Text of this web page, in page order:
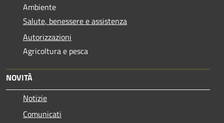
Ambiente
Salute, benessere e assistenza
Autorizzazioni
Agricoltura e pesca
NOVITÀ
Notizie
Comunicati